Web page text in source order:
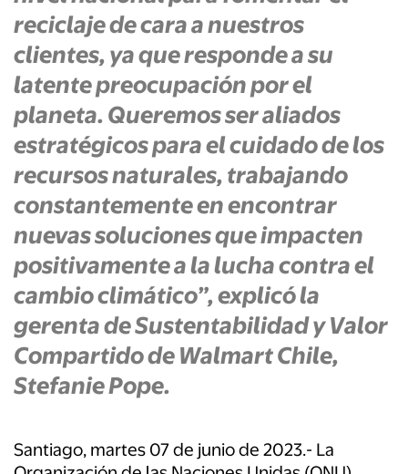
reciclaje de cara a nuestros
clientes, ya que responde a su
latente preocupación por el
planeta. Queremos ser aliados
estratégicos para el cuidado de los
recursos naturales, trabajando
constantemente en encontrar
nuevas soluciones que impacten
positivamente a la lucha contra el
cambio climático”, explicó la
gerenta de Sustentabilidad y Valor
Compartido de Walmart Chile,
Stefanie Pope.
Santiago, martes 07 de juniode 2023.- La